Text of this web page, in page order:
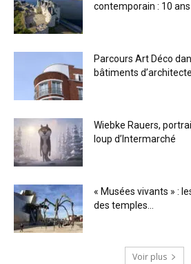
contemporain : 10 ans
Parcours Art Déco
bâtiments
Wiebke Rauers,
loup d’Intermarché
« Musées vivants » :
des temples...
Voir plus